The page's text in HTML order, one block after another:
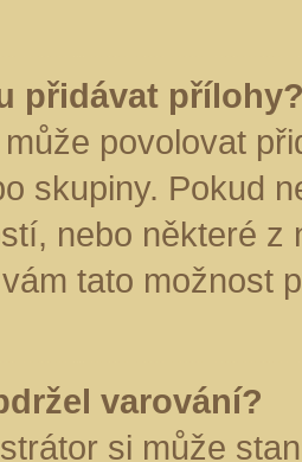
přidávat
povolovat
skupiny. Pokud
nebo některé z
tato možnost
varování?
si může